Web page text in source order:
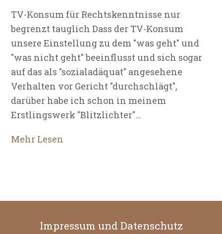
TV-Konsum für Rechtskenntnisse nur
begrenzt tauglich Dass der TV-Konsum
unsere Einstellung zu dem "was geht" und
"was nicht geht" beeinflusst und sich sogar
auf das als "sozialadäquat" angesehene
Verhalten vor Gericht "durchschlägt",
darüber habe ich schon in meinem
Erstlingswerk "Blitzlichter"…
Mehr Lesen
Impressum und Datenschutz